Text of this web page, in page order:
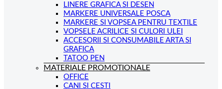
LINERE GRAFICA SI DESEN
MARKERE UNIVERSALE POSCA
MARKERE SI VOPSEA PENTRU TEXTILE
VOPSELE ACRILICE SI CULORI ULEI
ACCESORII SI CONSUMABILE ARTA SI
GRAFICA
TATOO PEN
MATERIALE PROMOTIONALE
OFFICE
CANI SI CESTI